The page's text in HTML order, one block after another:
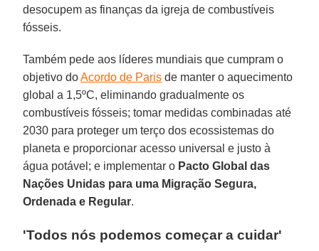
desocupem as finanças da igreja de combustíveis
fósseis.
Também pede aos líderes mundiais que cumpram o
objetivo doAcordo de Paris de manter o aquecimento
global a 1,5ºC, eliminando gradualmente os
combustíveis fósseis; tomar medidas combinadas até
2030 para proteger um terço dos ecossistemas do
planeta e proporcionar acesso universal e justo à
água potável; e implementar o Pacto Global das
Nações Unidas para uma Migração Segura,
Ordenada e Regular.
'Todos nós podemos começar a cuidar'